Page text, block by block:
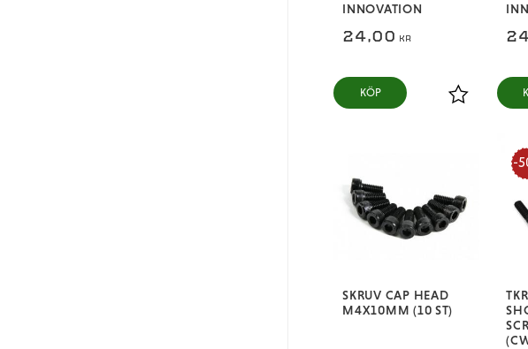
INNOVATION
24,00 KR
Lägg till i
KÖP
SKRUV CAP HEAD
M4X10MM (10 ST)